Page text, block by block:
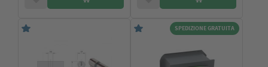
SPEDIZIONE GRATUITA